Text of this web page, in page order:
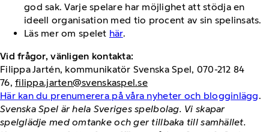
god sak. Varje spelare har möjlighet att stödja en
ideell organisation med tio procent av sin spelinsats.
Läs mer om spelet här.
Vid frågor, vänligen kontakta:
Filippa Jartén, kommunikatör Svenska Spel, 070-212 84
76,filippa.jarten@svenskaspel.se
Här kan du prenumerera på våra nyheter och blogginlägg.
Svenska Spel är hela Sveriges spelbolag. Vi skapar
spelglädje med omtanke och ger tillbaka till samhället.